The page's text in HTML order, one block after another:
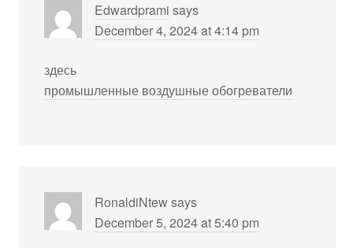
Edwardprami says
December 4, 2024 at 4:14 pm
здесь
промышленные воздушные обогреватели
RonaldiNtewsays
December 5, 2024 at 5:40 pm